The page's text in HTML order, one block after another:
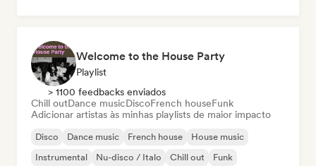
Welcome to the House Party
Playlist
> 1100 feedbacks enviados
Chill outDance musicDiscoFrench houseFunk
Adicionar artistas às minhas playlists de maior impacto
Disco Dance music French house
House music
Instrumental
Nu-disco / Italo Chill out Funk